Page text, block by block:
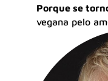
Porque se
vegana pelo